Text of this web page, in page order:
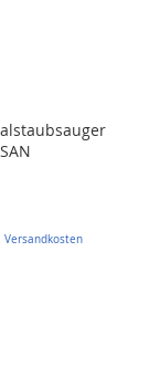
Versandkosten